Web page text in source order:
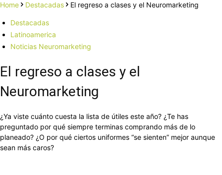
Home Destacadas El regreso a clases y el Neuromarketing
Destacadas
Latinoamerica
Noticias Neuromarketing
El regreso a clases y el
Neuromarketing
¿Ya viste cuánto cuesta la lista de útiles este año? ¿Te has
preguntado por qué siempre terminas comprando más de lo
planeado? ¿O por qué ciertos uniformes “se sienten” mejor aunque
sean más caros?